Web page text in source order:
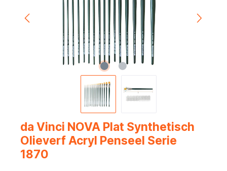
da Vinci NOVA Plat Synthetisch
Olieverf Acryl Penseel Serie
1870